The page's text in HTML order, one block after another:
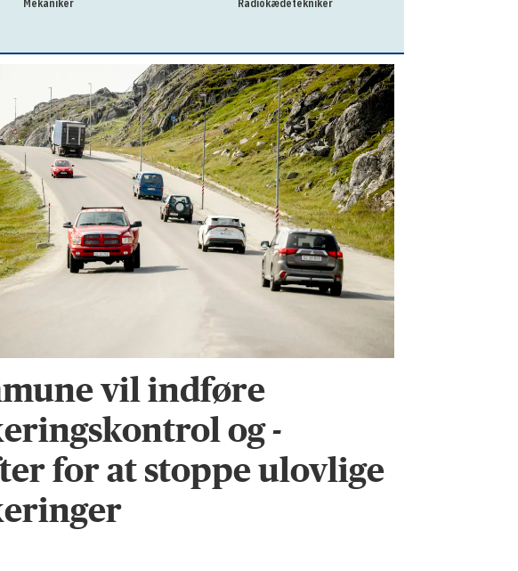
Mekaniker Radiokædetekniker
vil indføre
og -
for at stoppe ulovlige